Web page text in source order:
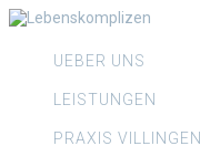
Skip
contentUEBER UNS
LEISTUNGEN
PRAXIS VILLINGEN